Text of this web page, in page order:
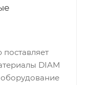
DIAM